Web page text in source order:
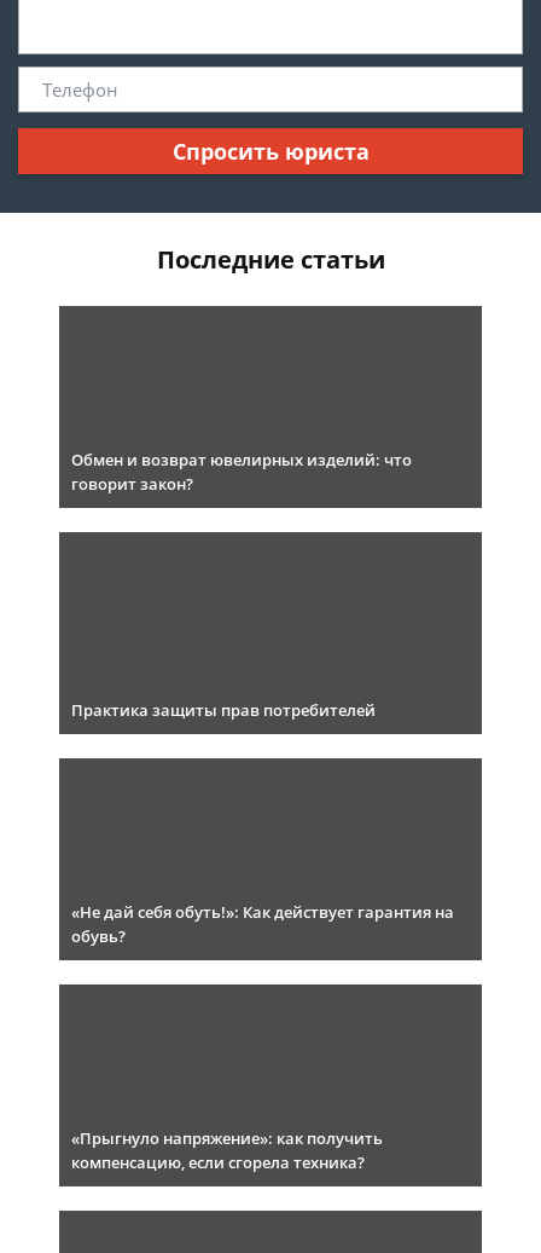
Спросить юриста
Последние статьи
Обмен и возврат ювелирных изделий: что
говорит закон?
Практика защиты прав потребителей
«Не дай себя обуть!»: Как действует гарантия на
обувь?
«Прыгнуло напряжение»: как получить
компенсацию, если сгорела техника?